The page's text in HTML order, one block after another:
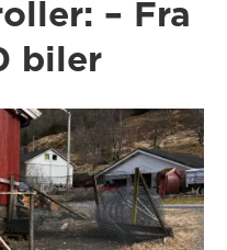
– Fra
biler